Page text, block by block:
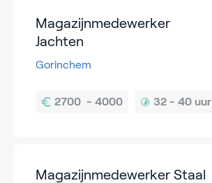
Magazijnmedewerker
Jachten
Gorinchem
32 - 40 uur
Magazijnmedewerker Staal